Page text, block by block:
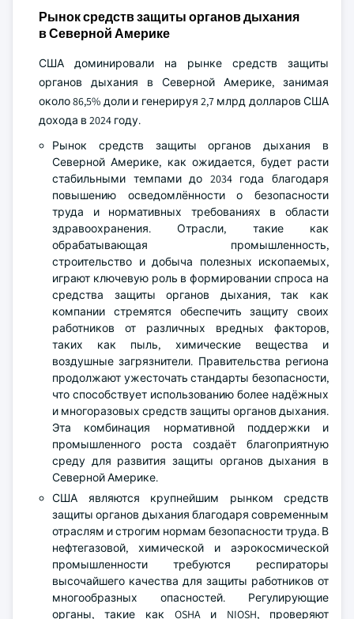
Рынок средств защиты органов дыхания
в Северной Америке
США доминировали на рынке средств защиты
органов дыхания в Северной Америке, занимая
около 86,5% доли и генерируя 2,7 млрд долларов США
дохода в 2024 году.
Рынок средств защиты органов дыхания в
Северной Америке, как ожидается, будет расти
стабильными темпами до 2034 года благодаря
повышению осведомлённости о безопасности
труда и нормативных требованиях в области
здравоохранения. Отрасли, такие как
обрабатывающая промышленность,
строительство и добыча полезных ископаемых,
играют ключевую роль в формировании спроса на
средства защиты органов дыхания, так как
компании стремятся обеспечить защиту своих
работников от различных вредных факторов,
таких как пыль, химические вещества и
воздушные загрязнители. Правительства региона
продолжают ужесточать стандарты безопасности,
что способствует использованию более надёжных
и многоразовых средств защиты органов дыхания.
Эта комбинация нормативной поддержки и
промышленного роста создаёт благоприятную
среду для развития защиты органов дыхания в
Северной Америке.
США являются крупнейшим рынком средств
защиты органов дыхания благодаря современным
отраслям и строгим нормам безопасности труда. В
нефтегазовой, химической и аэрокосмической
промышленности требуются респираторы
высочайшего качества для защиты работников от
многообразных опасностей. Регулирующие
органы, такие как OSHA и NIOSH, проверяют